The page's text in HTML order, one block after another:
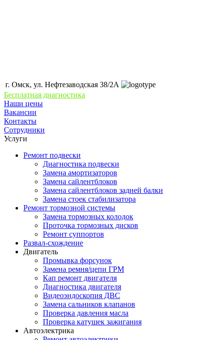
г. Омск, ул. Нефтезаводская 38/2А
Бесплатная диагностика
Наши цены
Вакансии
Контакты
Сотрудники
Услуги
Ремонт подвески
Диагностика подвески
Замена амортизаторов
Замена сайлентблоков
Замена сайлентблоков задней балки
Замена стоек стабилизатора
Ремонт тормозной системы
Замена тормозных колодок
Проточка тормозных дисков
Ремонт суппортов
Развал-схождение
Двигатель
Промывка форсунок
Замена ремня/цепи ГРМ
Кап ремонт двигателя
Диагностика двигателя
Видеоэндоскопия ДВС
Замена сальников клапанов
Проверка давления масла
Проверка катушек зажигания
Автоэлектрика